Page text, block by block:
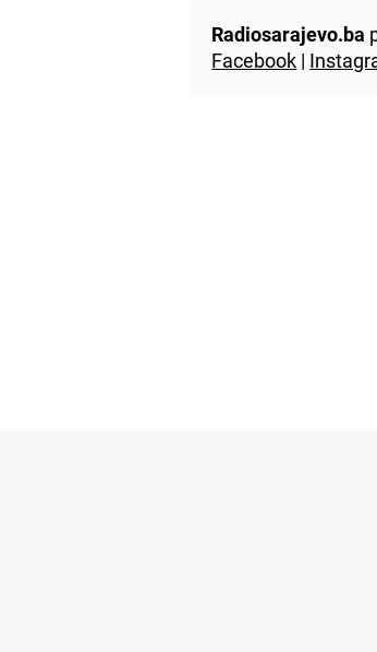
Radiosarajevo.ba
Facebook |